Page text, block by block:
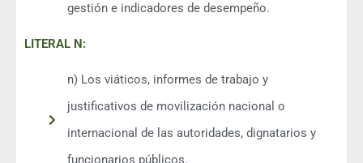
gestión e indicadores de desempeño.
LITERAL N:
n) Los viáticos, informes de trabajo y
justificativos de movilización nacional o
internacional de las autoridades, dignatarios y
funcionarios públicos.